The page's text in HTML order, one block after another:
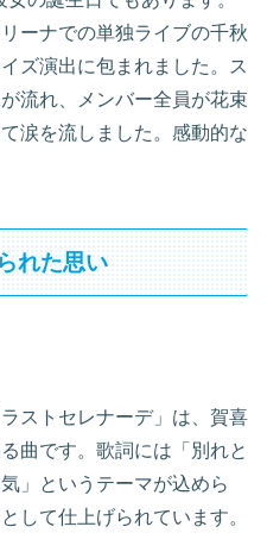
ーナでの単独ライブの千秋
ズ演出に包まれました。ス
流れ、メンバー全員が花束
涙を流しました。感動的な
れた思い
ストセレナーデ」は、賀喜
曲です。歌詞には「別れと
」というテーマが込めら
して仕上げられています。